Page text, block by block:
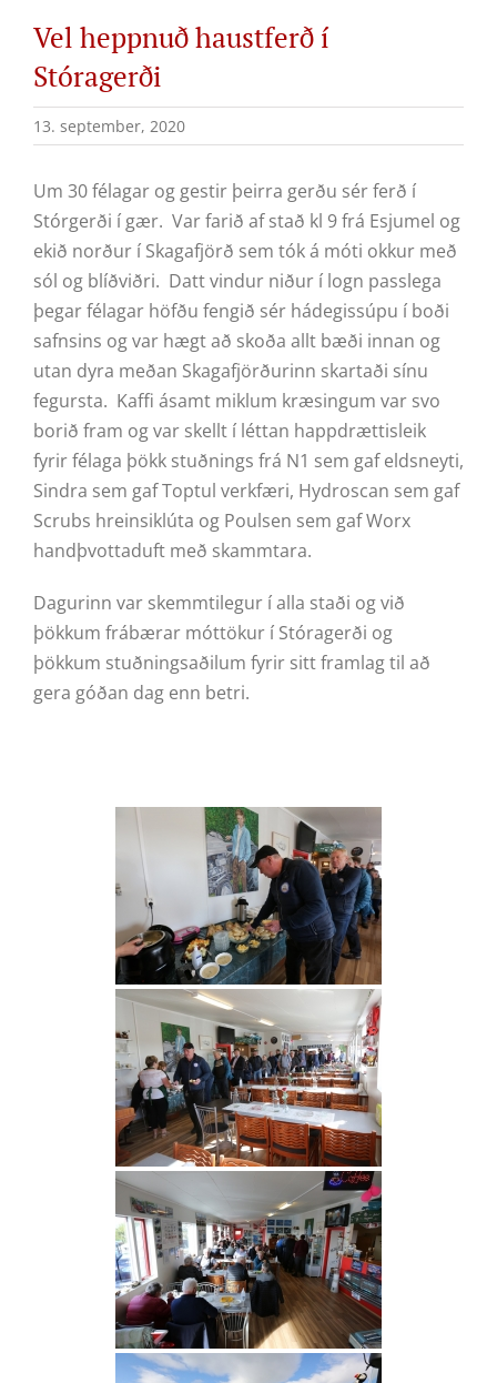
Vel heppnuð haustferð í
Stóragerði
13. september, 2020
Um 30 félagar og gestir þeirra gerðu sér ferð í
Stórgerði í gær. Var farið af stað kl 9 frá Esjumel og
ekið norður í Skagafjörð sem tók á móti okkur með
sól og blíðviðri. Datt vindur niður í logn passlega
þegar félagar höfðu fengið sér hádegissúpu í boði
safnsins og var hægt að skoða allt bæði innan og
utan dyra meðan Skagafjörðurinn skartaði sínu
fegursta. Kaffi ásamt miklum kræsingum var svo
borið fram og var skellt í léttan happdrættisleik
fyrir félaga þökk stuðnings frá N1 sem gaf eldsneyti,
Sindra sem gaf Toptul verkfæri, Hydroscan sem gaf
Scrubs hreinsiklúta og Poulsen sem gaf Worx
handþvottaduft með skammtara.
Dagurinn var skemmtilegur í alla staði og við
þökkum frábærar móttökur í Stóragerði og
þökkum stuðningsaðilum fyrir sitt framlag til að
gera góðan dag enn betri.